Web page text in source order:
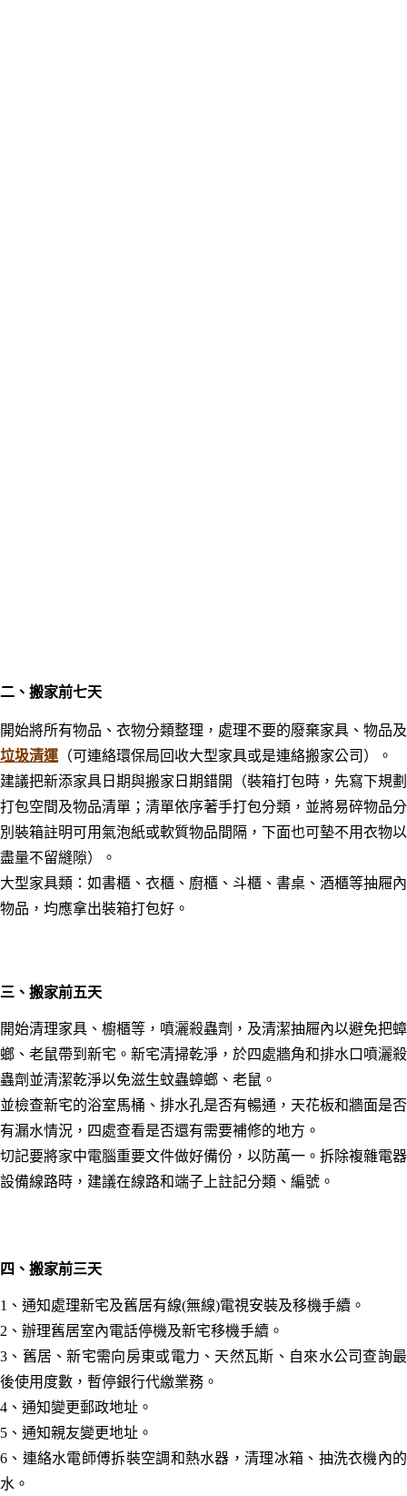
二、 搬家前七天
開始將所有物品、衣物分類整理，處理不要的廢棄家具、物品及
垃圾清運 （可連絡環保局回收大型家具或是連絡搬家公司）。
建議把新添家具日期與搬家日期錯開（裝箱打包時，先寫下規劃
打包空間及物品清單；清單依序著手打包分類，並將易碎物品分
別裝箱註明可用氣泡紙或軟質物品間隔，下面也可墊不用衣物以
盡量不留縫隙）。
大型家具類：如書櫃、衣櫃、廚櫃、斗櫃、書桌、酒櫃等抽屜內
物品，均應拿出裝箱打包好。
三 、搬家前五天
開始清理家具、櫥櫃等，噴灑殺蟲劑，及清潔抽屜內以避免把蟑
螂、老鼠帶到新宅。新宅清掃乾淨，於四處牆角和排水口噴灑殺
蟲劑並清潔乾淨以免滋生蚊蟲蟑螂、老鼠。
並檢查新宅的浴室馬桶、排水孔是否有暢通，天花板和牆面是否
有漏水情況， 四處查看是否還有需要補修的地方。
切記要將家中電腦重要文件做好備份，以防萬一。 拆除複雜電器
設備線路時，建議在線路和端子上註記分類、編號。
四、 搬家前三天
1、通知處理新宅及舊居有線(無線)電視安裝及移機手續。
2、辦理舊居室內電話停機及新宅移機手續。
3、舊居、新宅需向房東或電力、天然瓦斯、自來水公司查詢最
後使用度數，暫停銀行代繳業務。
4、通知變更郵政地址。
5、通知親友變更地址。
6、連絡水電師傅拆裝空調和熱水器，清理冰箱 、 抽洗衣機內的
水 。